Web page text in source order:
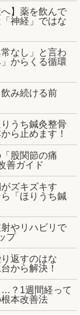
】薬を飲んで
神経」ではな
なし」と言わ
からくる循環
み続ける前
うち鍼灸整骨
ら止めます！
股関節の痛
善ガイド
ズキズキす
「ほりうち鍼
やリハビリで
プ
返すのはな
から解決！
…？1週間経って
本改善法